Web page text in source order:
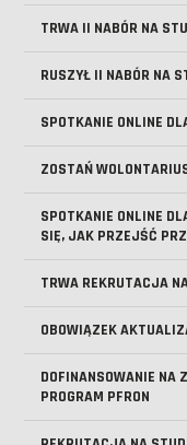
TRWA II NABÓR NA
RUSZYŁ II NABÓR NA
SPOTKANIE ONLINE
ZOSTAŃ
SPOTKANIE ONLINE
SIĘ, JAK PRZEJŚĆ
TRWA REKRUTACJA
OBOWIĄZEK
DOFINANSOWANIE NA
PROGRAM PFRON